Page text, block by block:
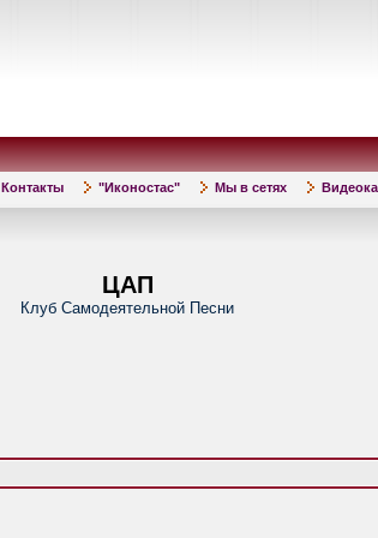
Контакты "Иконостас" Мы в сетях
ЦАП
Клуб Самодеятельной Песни